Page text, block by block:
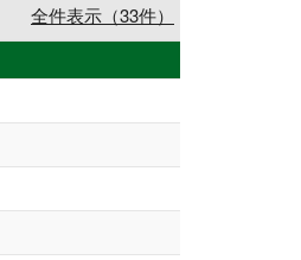
全件表示（33件）